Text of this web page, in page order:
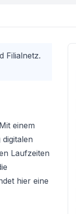
Filialnetz.
einem
Laufzeiten
hier eine